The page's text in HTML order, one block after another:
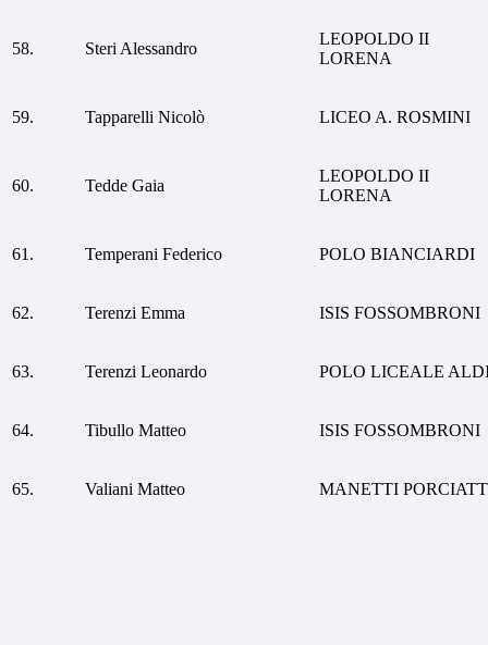
58. Steri Alessandro
LEOPOLDO II
LORENA
59. Tapparelli Nicolò LICEO A. ROSMINI
60. Tedde Gaia
LEOPOLDO II
LORENA
61. Temperani Federico POLO BIANCIARDI
62. Terenzi Emma ISIS FOSSOMBRONI
63. Terenzi Leonardo POLO LICEALE
64. Tibullo Matteo ISIS FOSSOMBRONI
65. Valiani Matteo MANETTI